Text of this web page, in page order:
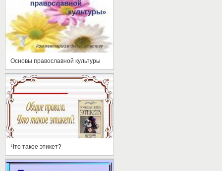
Основы православной культуры
Что такое этикет?